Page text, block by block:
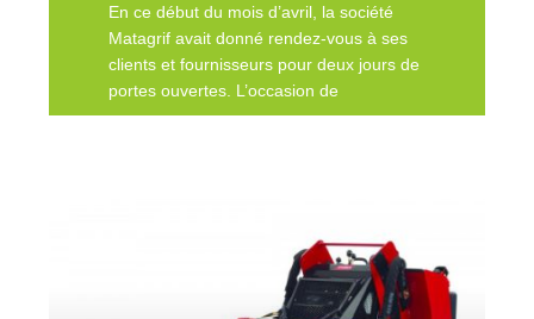
En ce début du mois d’avril, la société
Matagrif avait donné rendez-vous à ses
clients et fournisseurs pour deux jours de
portes ouvertes. L’occasion de